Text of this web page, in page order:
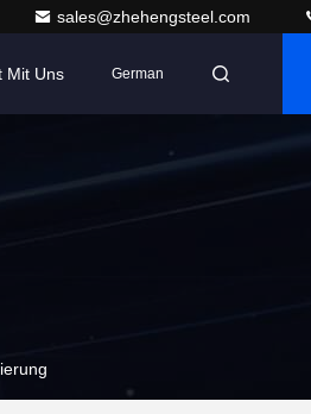
sales@zhehengsteel.com
Mit Uns German